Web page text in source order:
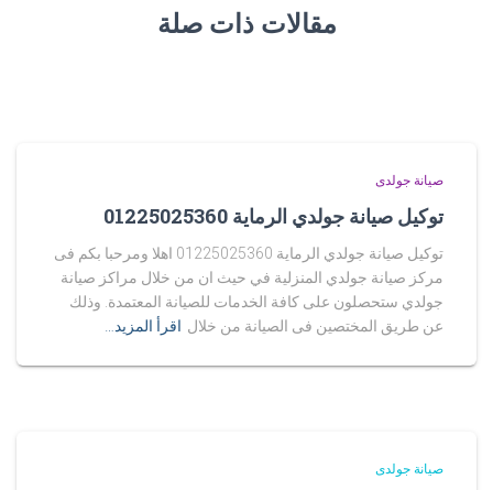
مقالات ذات صلة
صيانة جولدى
توكيل صيانة جولدي الرماية 01225025360
توكيل صيانة جولدي الرماية 01225025360 اهلا ومرحبا بكم فى
مركز صيانة جولدي المنزلية في حيث ان من خلال مراكز صيانة
جولدي ستحصلون على كافة الخدمات للصيانة المعتمدة. وذلك
عن طريق المختصين فى الصيانة من خلال اقرأ المزيد…
صيانة جولدى